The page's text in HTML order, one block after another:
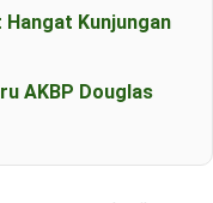
Kunjungan
AKBP Douglas